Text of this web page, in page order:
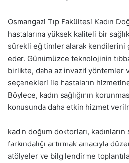
Osmangazi Tıp Fakültesi Kadın
hastalarına yüksek kaliteli bir
sürekli eğitimler alarak kendilerini
eder. Günümüzde teknolojinin
birlikte, daha az invazif yöntemler
seçenekleri ile hastaların
Böylece, kadın sağlığının
konusunda daha etkin hizmet
kadın doğum doktorları, kadınların
farkındalığı artırmak amacıyla
atölyeler ve bilgilendirme